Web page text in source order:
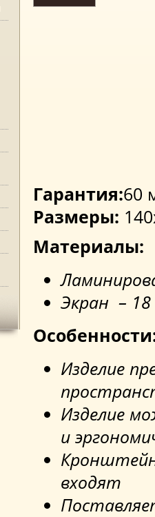
Гарантия:60
Размеры:
Материалы:
Экран –
Изделие
Изделие
и
входят